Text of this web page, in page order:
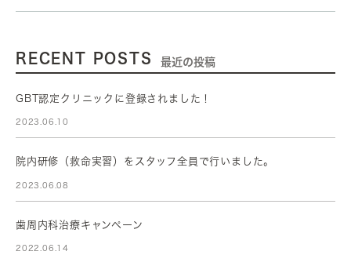
RECENT POSTS 最近の投稿
GBT認定クリニックに登録されました！
2023.06.10
院内研修（救命実習）をスタッフ全員で行いました。
2023.06.08
歯周内科治療キャンペーン
2022.06.14